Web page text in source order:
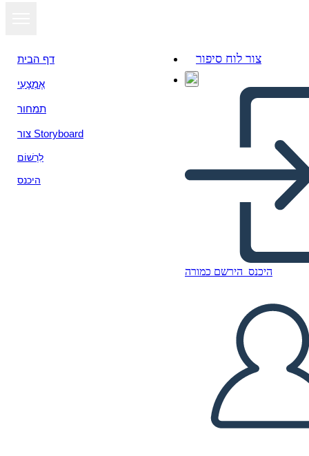
דף הבית
אֶמְצָעִי
תמחור
צור Storyboard
לִרְשׁוֹם
היכנס
צור לוח סיפור
היכנס הירשם כמורה
Untitled Storyboard